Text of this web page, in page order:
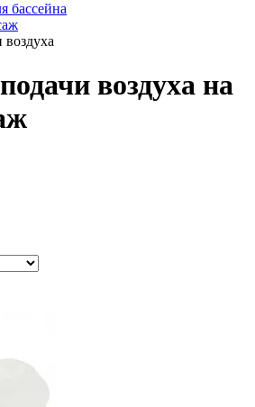
бассейна
воздуха
воздуха на